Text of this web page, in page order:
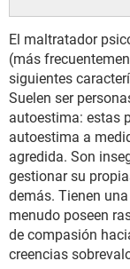
El maltratador
(más
siguientes
Suelen ser
autoestima: estas
autoestima a
agredida. Son
gestionar su
demás. Tienen
menudo poseen
de compasión
creencias